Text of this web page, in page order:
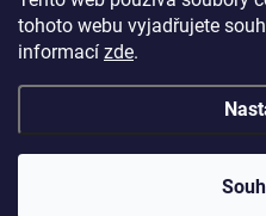
tohoto webu vyjadřujete
informací zde.
FACEBOOK
BIO NAILS